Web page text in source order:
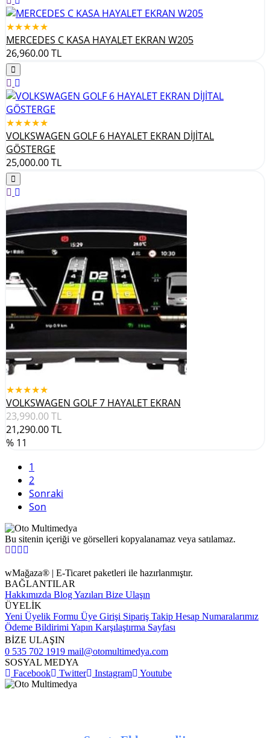
★★★★★
MERCEDES C KASA HAYALET EKRAN W205
26,960.00TL
★★★★★
VOLKSWAGEN GOLF 6 HAYALET EKRAN DİJİTAL
GÖSTERGE
25,000.00TL
★★★★★
VOLKSWAGEN GOLF 7 HAYALET EKRAN
23,990.00TL
21,290.00TL
% 11
1
2
Sonraki
Son
Bu sitenin içeriği ve görselleri kopyalanamaz veya satılamaz.
wMağaza® | E-Ticaret paketleri ile hazırlanmıştır.
BAĞLANTILAR
Hakkımızda Blog Yazıları Bize Ulaşın
ÜYELİK
Yeni Üyelik Formu Üye Girişi Sipariş Takip Hesap Numaralarımız
Ödeme Bildirimi Yapın Karşılaştırma Sayfası
BİZE ULAŞIN
0 535 702 1919 mail@otomultimedya.com
SOSYAL MEDYA
Facebook
Twitter Instagram Youtube